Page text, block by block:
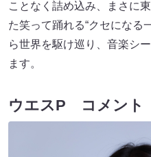
た笑って踊れる“クセになる
ら世界を駆け巡り、音楽シ
ます。